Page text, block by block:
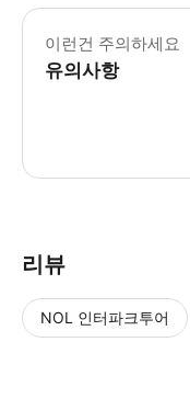
이런건 주의하세요
유의사항
리뷰
NOL 인터파크투어